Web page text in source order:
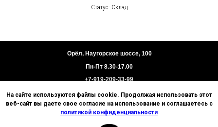
Статус: Склад
На сайте используются файлы cookie. Продолжая использовать этот
веб-сайт вы даете свое согласие на использование и соглашаетесь с
политикой конфиденциальности
Политика конфиденциальности
Пользовательское соглашение
Орёл, Наугорское шоссе, 100
Пн-Пт 8.30-17.00
+7-919-209-33-99